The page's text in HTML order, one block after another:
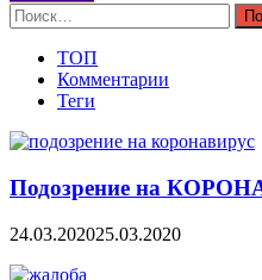
Найти:
ТОП
Комментарии
Теги
Подозрение на
24.03.202025.03.2020